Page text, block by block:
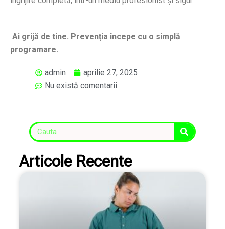
Ai grijă de tine. Prevenția începe cu o simplă
programare.
admin
aprilie 27, 2025
Nu există comentarii
Articole Recente